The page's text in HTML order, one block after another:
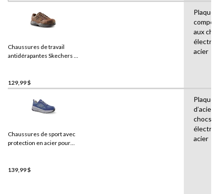
Chaussures de travail
antidérapantes Skechers à
129,99 $
Plaque
aux
acier
Chaussures de sport avec
protection en acier pour
139,99 $
Plaques
chocs
acier